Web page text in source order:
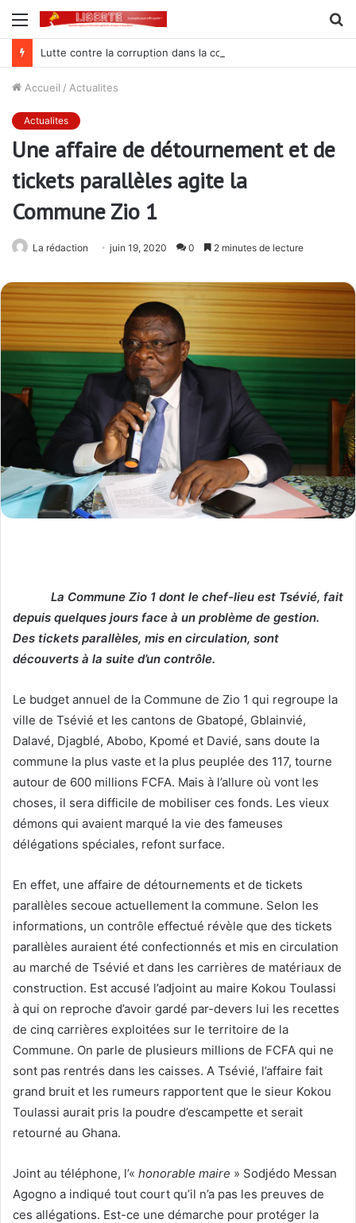
Menu
Accueil / Actualites
Actualites
Une affaire de détournement et de
tickets parallèles agite la
Commune Zio 1
La rédaction juin 19, 2020 0 2 minutes de lecture
La Commune Zio 1 dont le chef-lieu est Tsévié, fait
depuis quelques jours face à un problème de gestion.
Des tickets parallèles, mis en circulation, sont
découverts à la suite d’un contrôle.
Le budget annuel de la Commune de Zio 1 qui regroupe la
ville de Tsévié et les cantons de Gbatopé, Gblainvié,
Dalavé, Djagblé, Abobo, Kpomé et Davié, sans doute la
commune la plus vaste et la plus peuplée des 117, tourne
autour de 600 millions FCFA. Mais à l’allure où vont les
choses, il sera difficile de mobiliser ces fonds. Les vieux
démons qui avaient marqué la vie des fameuses
délégations spéciales, refont surface.
En effet, une affaire de détournements et de tickets
parallèles secoue actuellement la commune. Selon les
informations, un contrôle effectué révèle que des tickets
parallèles auraient été confectionnés et mis en circulation
au marché de Tsévié et dans les carrières de matériaux de
construction. Est accusé l’adjoint au maire Kokou Toulassi
à qui on reproche d’avoir gardé par-devers lui les recettes
de cinq carrières exploitées sur le territoire de la
Commune. On parle de plusieurs millions de FCFA qui ne
sont pas rentrés dans les caisses. A Tsévié, l’affaire fait
grand bruit et les rumeurs rapportent que le sieur Kokou
Toulassi aurait pris la poudre d’escampette et serait
retourné au Ghana.
Joint au téléphone, l’« honorable maire » Sodjédo Messan
Agogno a indiqué tout court qu’il n’a pas les preuves de
ces allégations. Est-ce une démarche pour protéger la